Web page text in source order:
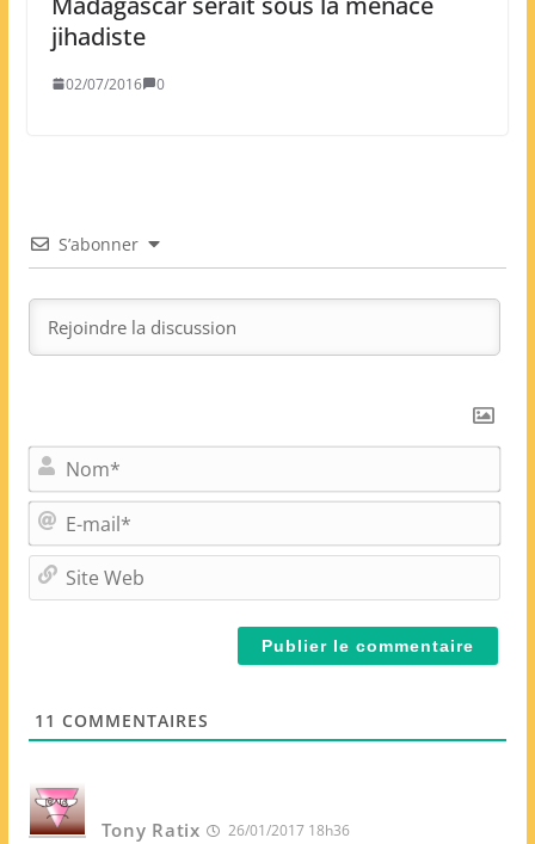
jihadiste
02/07/2016 0
S’abonner
o
m
*
E
-
m
i
11 COMMENTAIRES
Tony Ratix 26/01/2017 18h36